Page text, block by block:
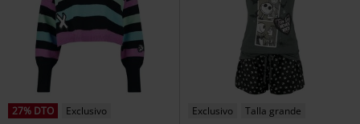
27% DTO
Exclusivo
Exclusivo
Talla grande